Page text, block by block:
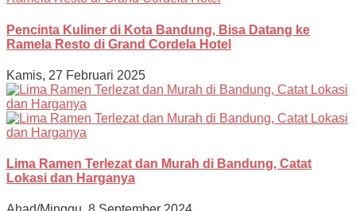
Pencinta Kuliner di Kota Bandung, Bisa Datang ke
Ramela Resto di Grand Cordela Hotel
Kamis, 27 Februari 2025
Lima Ramen Terlezat dan Murah di Bandung, Catat
Lokasi dan Harganya